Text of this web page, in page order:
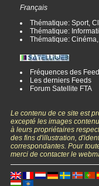
Français
Thématique: Sport,
Thématique:
Thématique:
Fréquences des
Les derniers Feeds
Forum Satellite FTA
Le contenu de ce site est
excepté les images
à leurs propriétaires
des fins d'illustration,
correspondantes. Pour
merci de contacter le